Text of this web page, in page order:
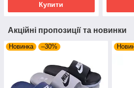
Купити
Акційні пропозиції та новинки
Новинка –30%